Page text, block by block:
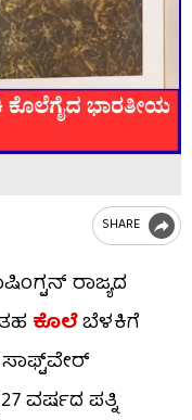
SHARE
ರಾಜ್ಯದ
ಕೊಲೆಬೆಳಕಿಗೆ
ವರ್ಷದ ಪತ್ನಿ